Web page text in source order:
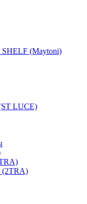
SHELF (Maytoni)
LUCE)
(2TRA)